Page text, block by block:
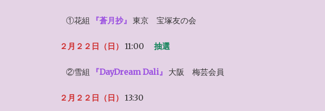
①花組 『蒼月抄』 東京 宝塚友の会
２月２２日（日） 11:00 抽選
②雪組 『DayDream Dali』 大阪 梅芸会員
２月２２日（日） 13:30